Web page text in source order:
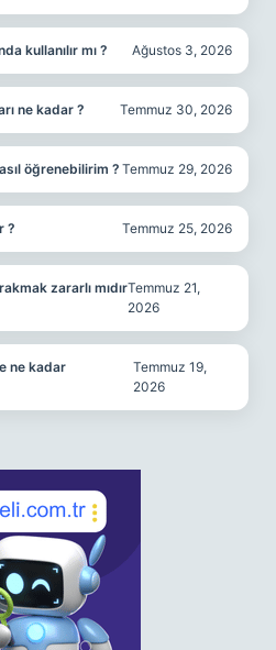
kullanılır mı ? Ağustos 3, 2026
ne kadar ? Temmuz 30, 2026
öğrenebilirim ? Temmuz 29, 2026
? Temmuz 25, 2026
zararlı mıdırTemmuz 21,
2026
ne kadar
Temmuz 19,
2026